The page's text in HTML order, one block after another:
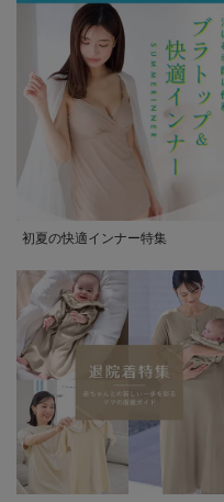
初夏の快適インナー特集